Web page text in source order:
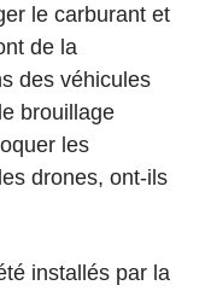
le carburant et
de la
des véhicules
brouillage
les
drones, ont-ils
installés par la